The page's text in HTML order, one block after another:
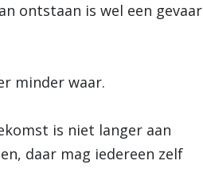
ontstaan is wel een gevaar
minder waar.
is niet langer aan
daar mag iedereen zelf